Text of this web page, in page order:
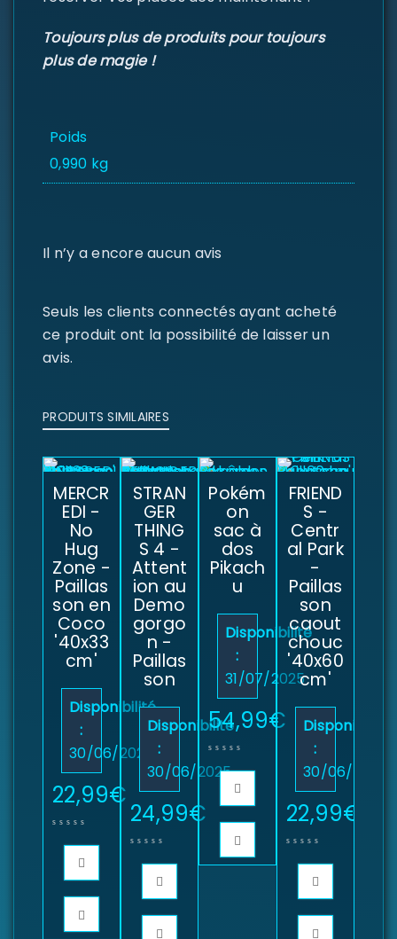
Toujours plus de produits pour toujours
plus de magie !
Poids
0,990 kg
Il n’y a encore aucun avis
Seuls les clients connectés ayant acheté
ce produit ont la possibilité de laisser un
avis.
PRODUITS SIMILAIRES
MERCR
EDI -
No
Hug
Zone -
Paillas
son en
Coco
'40x33
cm'
Disponibilité
:
30/06/2026
22,99€
STRAN
GER
THING
S 4 -
Attent
ion au
Demo
gorgo
n -
Paillas
son
Disponibilité
:
30/06/2025
24,99€
Pokém
on
sac à
dos
Pikach
u
Disponibilité
:
31/07/2025
54,99€
FRIEND
S -
Centr
al Park
-
Paillas
son
caout
chouc
'40x60
cm'
Disponibilité
:
30/06/2025
22,99€